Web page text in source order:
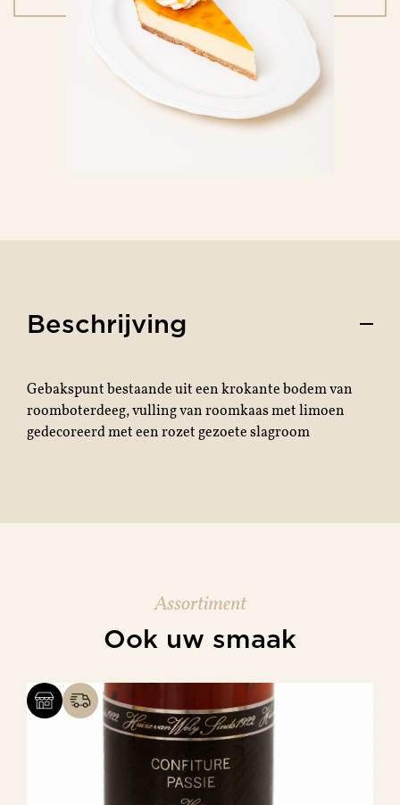
Beschrijving
Gebakspunt bestaande uiteen krokante bodem van
roomboterdeeg, vulling van roomkaas met limoen
gedecoreerd met een rozet gezoete slagroom
Assortiment
Ook uw smaak